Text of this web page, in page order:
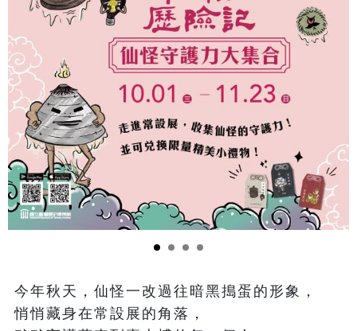
今年秋天，仙怪一改過往暗黑搗蛋的形象，
悄悄藏身在常設展的角落，